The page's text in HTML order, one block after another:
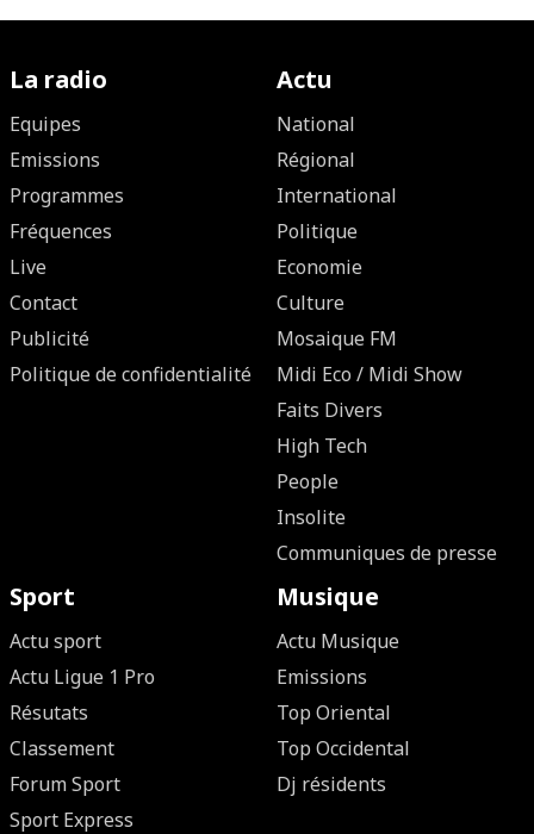
La radio
Equipes
Emissions
Programmes
Fréquences
Live
Contact
Publicité
Politique de confidentialité
Actu
National
Régional
International
Politique
Economie
Culture
Mosaique FM
Midi Eco / Midi Show
Faits Divers
High Tech
People
Insolite
Communiques de presse
Sport
Actu sport
Actu Ligue 1 Pro
Résutats
Classement
Forum Sport
Sport Express
Musique
Actu Musique
Emissions
Top Oriental
Top Occidental
Dj résidents